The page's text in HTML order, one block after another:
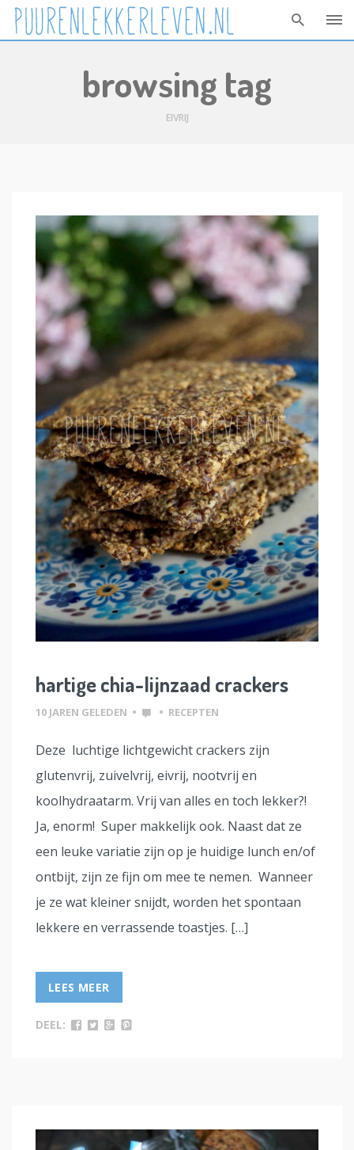
browsing tag
EIVRIJ
hartige chia-lijnzaad crackers
10 JAREN GELEDEN • • RECEPTEN
Deze luchtige lichtgewicht crackers zijn
glutenvrij, zuivelvrij, eivrij, nootvrij en
koolhydraatarm. Vrij van alles en toch lekker?!
Ja, enorm! Super makkelijk ook. Naast dat ze
een leuke variatie zijn op je huidige lunch en/of
ontbijt, zijn ze fijn om mee te nemen. Wanneer
je ze wat kleiner snijdt, worden het spontaan
lekkere en verrassende toastjes. […]
LEES MEER
DEEL: